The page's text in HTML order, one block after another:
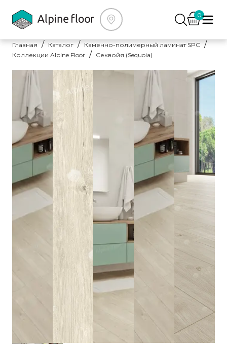
0
Главная Каталог
Каменно-полимерный ламинат SPC
Коллекции Alpine Floor
Секвойя (Sequoia)